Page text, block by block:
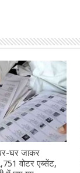
घर जाकर
वोटर एब्सेंट,